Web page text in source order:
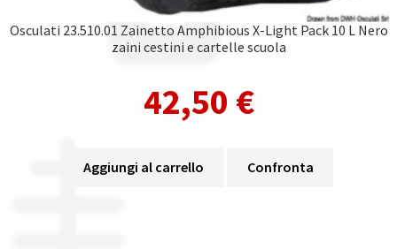
Osculati 23.510.01 Zainetto Amphibious X-Light Pack 10 L Nero
zaini cestini e cartelle scuola
42,50 €
Aggiungi al carrello Confronta